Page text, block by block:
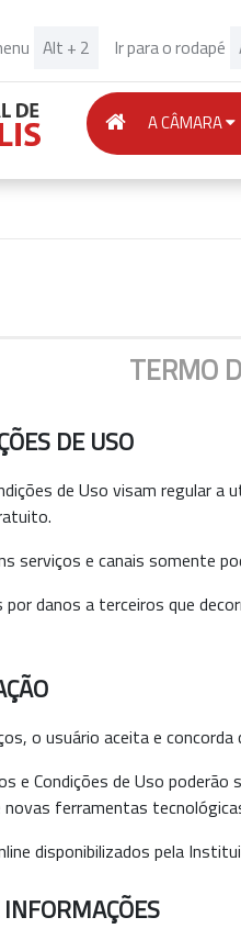
Alt + 2 Ir para o rodapé
(CURRENT)
A CÂMARA
TERMO
DE USO
de Uso visam regular
serviços e canais somente
danos a terceiros que
o usuário aceita e
e Condições de Uso
novas ferramentas
disponibilizados pela